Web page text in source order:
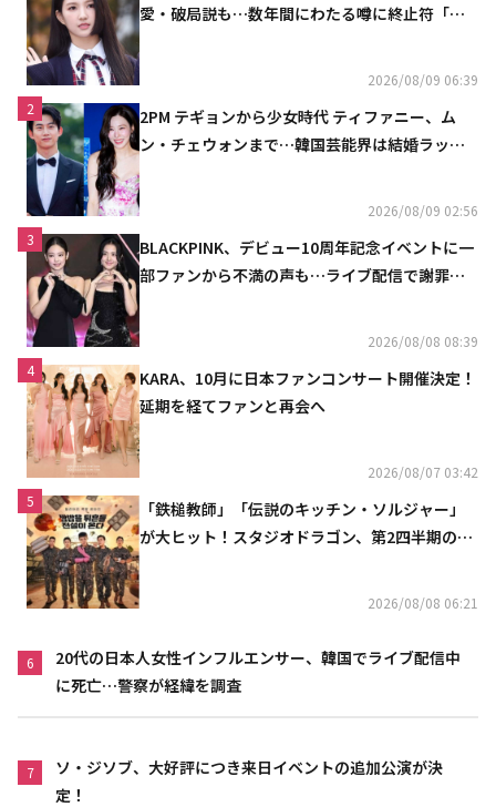
愛・破局説も…数年間にわたる噂に終止符「邪
2026/08/09 06:39
2
2PM テギョンから少女時代 ティファニー、ム
ン・チェウォンまで…韓国芸能界は結婚ラッシ
2026/08/09 02:56
3
BLACKPINK、デビュー10周年記念イベントに一
部ファンから不満の声も…ライブ配信で謝罪
2026/08/08 08:39
4
KARA、10月に日本ファンコンサート開催決定！
延期を経てファンと再会へ
2026/08/07 03:42
5
「鉄槌教師」「伝説のキッチン・ソルジャー」
が大ヒット！スタジオドラゴン、第2四半期の売
2026/08/08 06:21
6
20代の日本人女性インフルエンサー、韓国でライブ配信中
に死亡…警察が経緯を調査
7
ソ・ジソブ、大好評につき来日イベントの追加公演が決
定！